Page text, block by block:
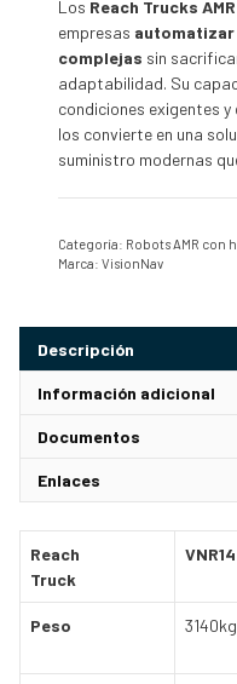
Los Reach Trucks
empresas
complejas sin
adaptabilidad. Su
condiciones exigentes
los convierte en una
suministro modernas
Categoría: Robots AMR con
Marca: VisionNav
Descripción
Información adicional
Documentos
Enlaces
Reach
Truck
VNR14
Peso 3140kg